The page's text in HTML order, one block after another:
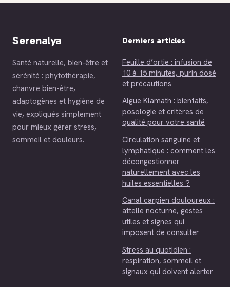
reprendre le
transformés pour
Serenalya
Santé naturelle, bien-être et
sérénité : phytothérapie,
chanvre bien-être,
adaptogènes et hygiène de
vie, expliqués simplement
pour mieux gérer stress,
sommeil et douleurs.
Derniers articles
Feuille d’ortie : infusion de
10 à 15 minutes, purin dosé
et précautions
Algue Klamath : bienfaits,
posologie et critères de
qualité pour votre santé
Circulation sanguine et
lymphatique : comment les
décongestionner
naturellement avec les
huiles essentielles ?
Canal carpien douloureux :
attelle nocturne, gestes
utiles et signes qui
imposent de consulter
Stress au quotidien :
respiration, sommeil et
signaux qui doivent alerter